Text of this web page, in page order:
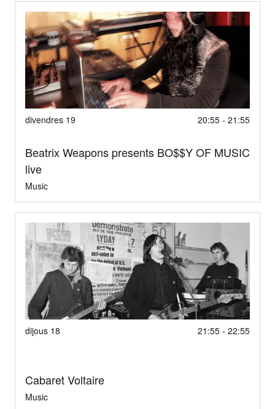
divendres 19 20:55 - 21:55
Beatrix Weapons presents BO$$Y OF MUSIC
live
Music
dijous 18 21:55 - 22:55
Cabaret Voltaire
Music